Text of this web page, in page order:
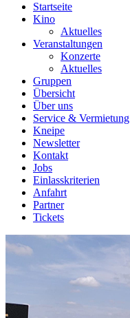
Startseite
Kino
Aktuelles
Veranstaltungen
Konzerte
Aktuelles
Gruppen
Übersicht
Über uns
Service & Vermietung
Kneipe
Newsletter
Kontakt
Jobs
Einlasskriterien
Anfahrt
Partner
Tickets